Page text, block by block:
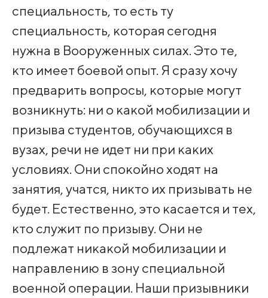
специальность, то есть ту
специальность, которая сегодня
нужна в Вооруженных силах. Это те,
кто имеет боевой опыт. Я сразу хочу
предварить вопросы, которые могут
возникнуть: ни о какой мобилизации и
призыва студентов, обучающихся в
вузах, речи не идет ни при каких
условиях. Они спокойно ходят на
занятия, учатся, никто их призывать не
будет. Естественно, это касается и тех,
кто служит по призыву. Они не
подлежат никакой мобилизации и
направлению в зону специальной
военной операции. Наши призывники